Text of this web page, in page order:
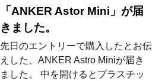
「ANKER Astor Mini」が届
きました。
先日のエントリーで購入したとお伝
えした、ANKER Astro Miniが届き
ました。 中を開けるとプラスチッ